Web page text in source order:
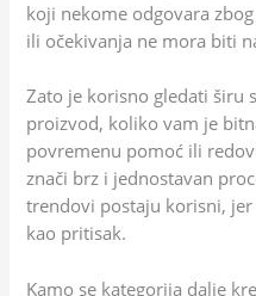
koji nekome odgovara
ili očekivanja ne mora biti
Zato je korisno gledati širu
proizvod, koliko vam je
povremenu pomoć ili
znači brz i jednostavan
trendovi postaju korisni,
kao pritisak.
Kamo se kategorija dalje